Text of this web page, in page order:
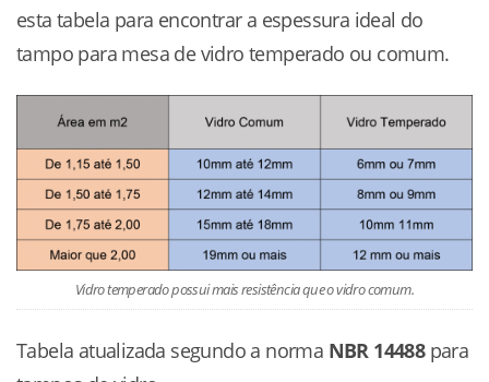
esta tabela para encontrar a espessura ideal do
tampo para mesa de vidro temperado ou comum.
Vidro temperado possui mais resistência que o vidro comum.
Tabela atualizada segundo a norma NBR 14488para